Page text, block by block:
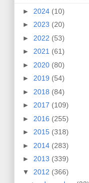
► 2024 (10)
► 2023 (20)
► 2022 (53)
► 2021 (61)
► 2020 (80)
► 2019 (54)
► 2018 (84)
► 2017 (109)
► 2016 (255)
► 2015 (318)
► 2014 (283)
► 2013 (339)
▼ 2012 (366)